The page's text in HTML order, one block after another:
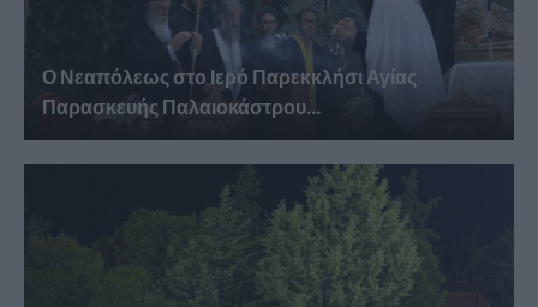
Ο Νεαπόλεως στο Ιερό Παρεκκλήσι Αγίας
Παρασκευής Παλαιοκάστρου...